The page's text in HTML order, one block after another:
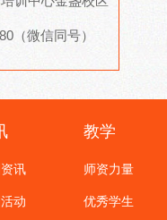
（微信同号）
讯
动
教学
师资力量
优秀学生